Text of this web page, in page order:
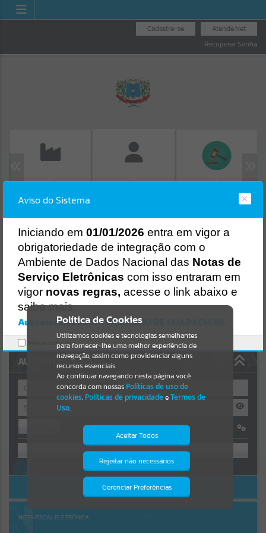
Atende.Net
Cadastre-se
Recuperar Senha
ISS/ALVARÁ
Resultados para""
Portais
Por favor, aguarde...
NOTÍCIAS
Por favor, aguarde...
Por favor, aguarde...
AUTOATENDIMENTO
OU
Cadastre-se|Recuperar Senha
ACESSAR SEM LOGIN
NOTA FISCAL ELETRÔNICA
Política de Cookies
Utilizamos cookies e tecnologias semelhantes
para fornecer-lhe uma melhor experiência de
navegação, assim como providenciar alguns
recursos essenciais.
Ao continuar navegando nesta página você
concorda com nossas Políticas de uso de
cookies, Políticas de privacidadeeTermos de
Uso.
Aceitar Todos
Rejeitar não necessários
Gerenciar Preferências
Isto significa que diversos recursos
providenciados poderão não estar
Aviso do Sistema
Iniciando em 01/01/2026 entra em vigor a
obrigatoriedade de integração com o
Ambiente de Dados Nacional das Notas de
Serviço Eletrônicas com isso entraram em
vigor novas regras, acesse o link abaixo e
saiba mais.
Autoatendimento - MUNICIPIO DE GUARACIABA
Marcar como lido.
Erro
Gerenciamento do Sistema
CÓDIGO DA MENSAGEM:
Ocorreu um erro de script:
Uncaught SyntaxError: Unexpected token '('
https://guaraciaba.atende.net/cidadao/pagina/static/bundle/wpo_in
dex_2_base_l2_portal_editores_sync_d9fb77cfd5741fafc9972edc7a6
41fea.js?v=83d4f602:47
Verificar Mais Detalhes